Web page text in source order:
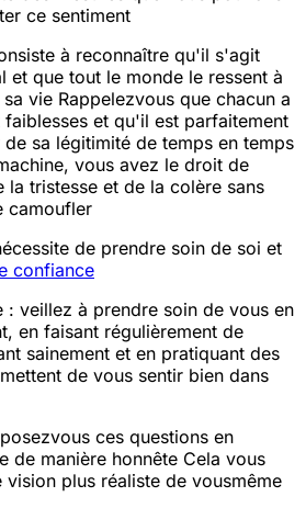
ce sentiment
à reconnaître qu'il s'agit
et que tout le monde le ressent à
vie Rappelezvous que chacun a
et qu'il est parfaitement
sa légitimité de temps en temps
vous avez le droit de
la tristesse et de la colère sans
camoufler
de prendre soin de soi et
confiance
: veillez à prendre soin de vous en
en faisant régulièrement de
sainement et en pratiquant des
de vous sentir bien dans
vous ces questions en
de manière honnête Cela vous
plus réaliste de vousmême